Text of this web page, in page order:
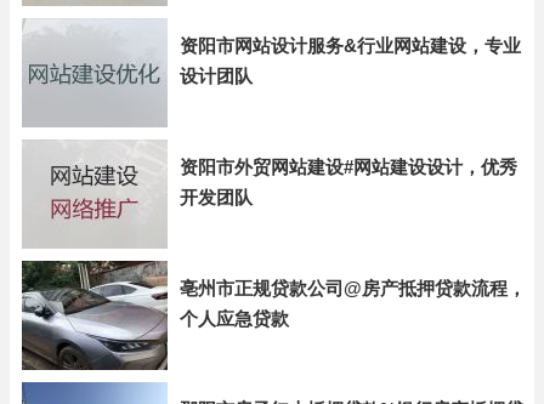
资阳市网站设计服务&行业网站建设，专业
设计团队
资阳市外贸网站建设#网站建设设计，优秀
开发团队
亳州市正规贷款公司@房产抵押贷款流程，
个人应急贷款